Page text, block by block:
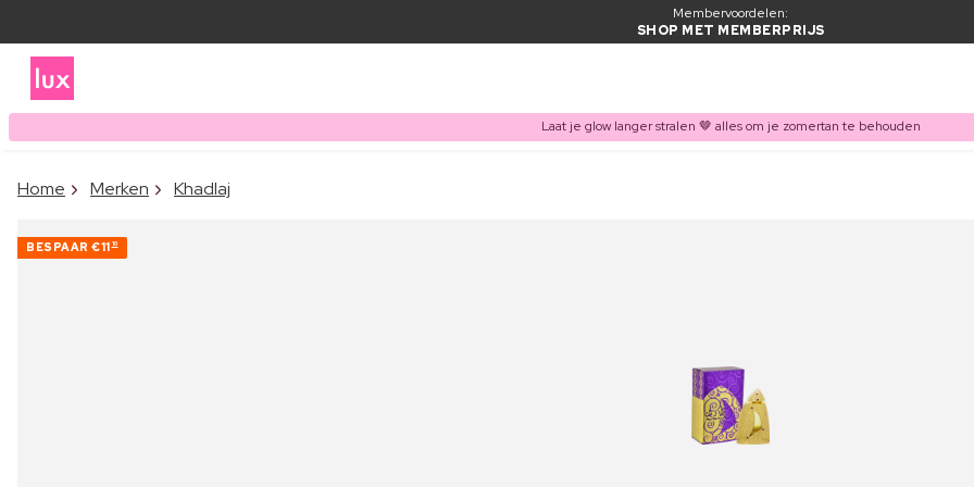
Membervoordelen:
SHOP MET MEMBERPRIJS
Laat je glow langer stralen 🤎 alles om je zomertan te behouden
Home Merken Khadlaj
BESPAAR €11 10